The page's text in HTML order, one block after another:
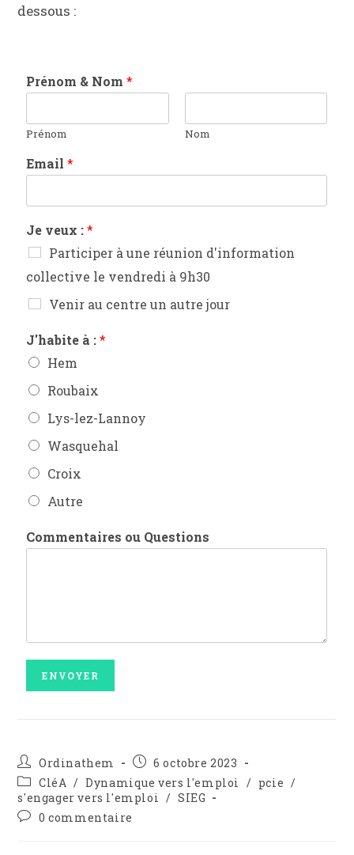
dessous :
Prénom & Nom*
Prénom Nom
Email*
Je veux :*
Participer à une réunion d'information
collective le vendredi à 9h30
Venir au centre un autre jour
J'habite à :*
Hem
Roubaix
Lys-lez-Lannoy
Wasquehal
Croix
Autre
Commentaires ou Questions
ENVOYER
Ordinathem
6 octobre 2023
CléA / Dynamique vers l'emploi / pcie /
s'engager vers l'emploi / SIEG
0 commentaire